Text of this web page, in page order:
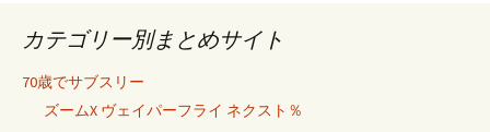
カテゴリー別まとめサイト
70歳でサブスリー
ズームX ヴェイパーフライ ネクスト％